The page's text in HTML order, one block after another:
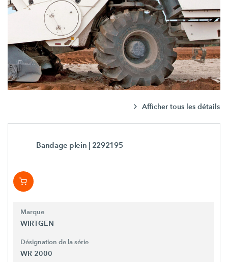
Afficher tous les détails
Bandage plein | 2292195
Marque
WIRTGEN
Désignation de la série
WR 2000